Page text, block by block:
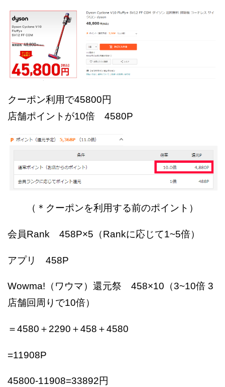
クーポン利用で45800円
店舗ポイントが10倍 4580P
（＊クーポンを利用する前のポイント）
会員Rank 458P×5（Rankに応じて1~5倍）
アプリ 458P
Wowma!（ワウマ）還元祭 458×10（3~10倍 3
店舗回周りで10倍）
＝4580＋2290＋458＋4580
=11908P
45800-11908=33892円